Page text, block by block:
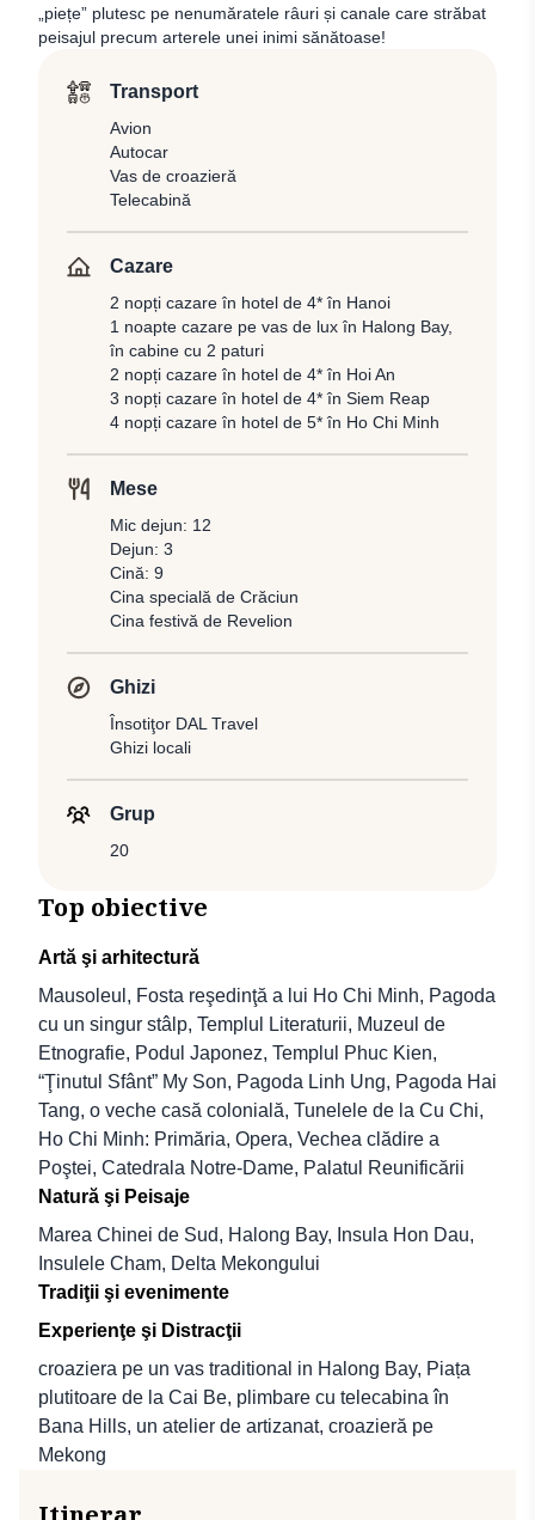
„piețe” plutesc pe nenumăratele râuri și canale care străbat
peisajul precum arterele unei inimi sănătoase!
Transport
Avion
Autocar
Vas de croazieră
Telecabină
Cazare
2 nopți cazare în hotel de 4* în Hanoi
1 noapte cazare pe vas de lux în Halong Bay,
în cabine cu 2 paturi
2 nopți cazare în hotel de 4* în Hoi An
3 nopți cazare în hotel de 4* în Siem Reap
4 nopți cazare în hotel de 5* în Ho Chi Minh
Mese
Mic dejun: 12
Dejun: 3
Cină: 9
Cina specială de Crăciun
Cina festivă de Revelion
Ghizi
Însotiţor DAL Travel
Ghizi locali
Grup
20
Top obiective
Artă şi arhitectură
Mausoleul, Fosta reşedinţă a lui Ho Chi Minh, Pagoda
cu un singur stâlp, Templul Literaturii, Muzeul de
Etnografie, Podul Japonez, Templul Phuc Kien,
“Ţinutul Sfânt” My Son, Pagoda Linh Ung, Pagoda Hai
Tang, o veche casă colonială, Tunelele de la Cu Chi,
Ho Chi Minh: Primăria, Opera, Vechea clădire a
Poştei, Catedrala Notre-Dame, Palatul Reunificării
Natură şi Peisaje
Marea Chinei de Sud, Halong Bay, Insula Hon Dau,
Insulele Cham, Delta Mekongului
Tradiţii şi evenimente
Experienţe şi Distracţii
croaziera pe un vas traditional in Halong Bay, Piața
plutitoare de la Cai Be, plimbare cu telecabina în
Bana Hills, un atelier de artizanat, croazieră pe
Mekong